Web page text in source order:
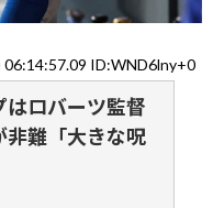
ID:WND6lny+0
ロバーツ監督
非難「大きな呪